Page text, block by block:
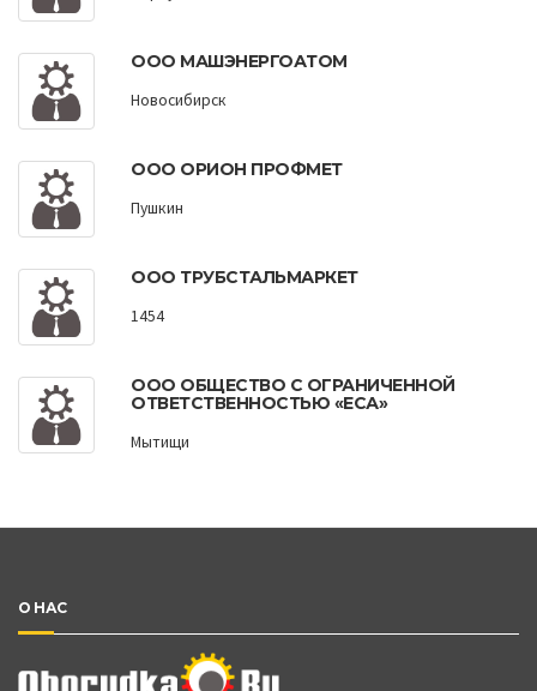
ООО МАШЭНЕРГОАТОМ
Новосибирск
ООО ОРИОН ПРОФМЕТ
Пушкин
ООО ТРУБСТАЛЬМАРКЕТ
1454
ООО ОБЩЕСТВО С ОГРАНИЧЕННОЙ
ОТВЕТСТВЕННОСТЬЮ «ЕСА»
Мытищи
О НАС